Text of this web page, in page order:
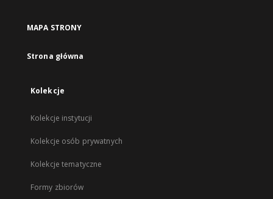
MAPA STRONY
Strona główna
Kolekcje
Kolekcje instytucji
Kolekcje osób prywatnych
Kolekcje tematyczne
Formy zbiorów